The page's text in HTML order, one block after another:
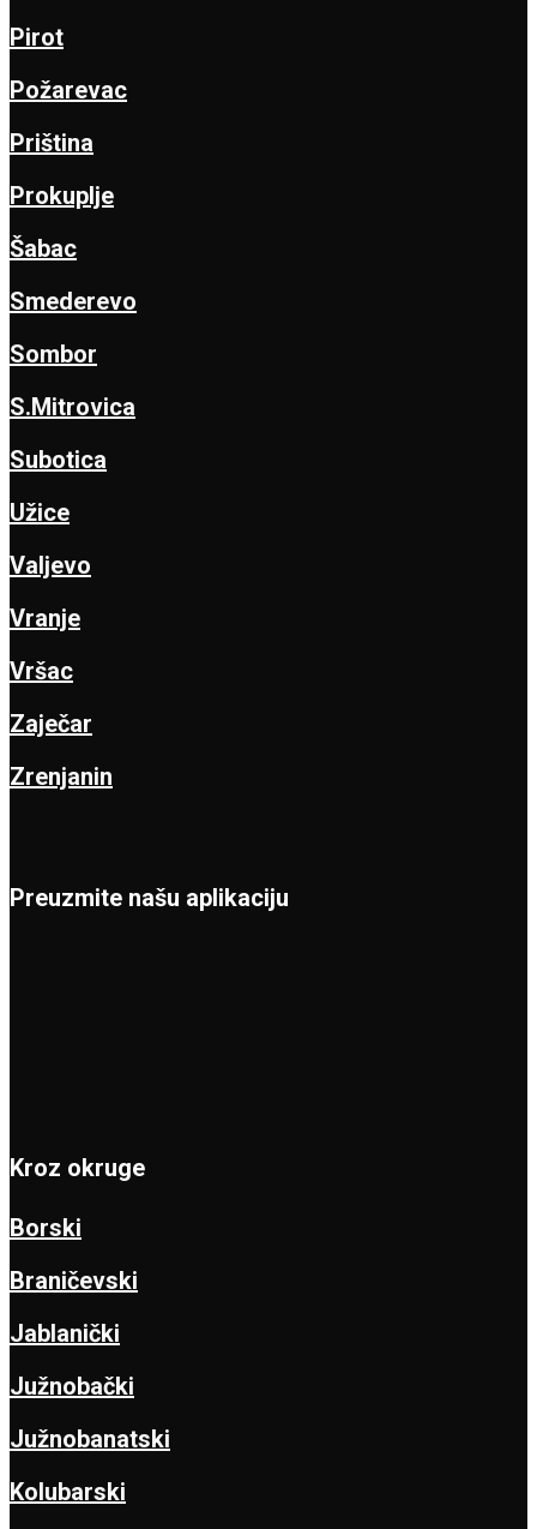
Pirot
Požarevac
Priština
Prokuplje
Šabac
Smederevo
Sombor
S.Mitrovica
Subotica
Užice
Valjevo
Vranje
Vršac
Zaječar
Zrenjanin
Preuzmite našu aplikaciju
Kroz okruge
Borski
Braničevski
Jablanički
Južnobački
Južnobanatski
Kolubarski